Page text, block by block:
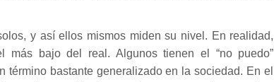
y así ellos mismos miden su nivel. En realidad,
más bajo del real. Algunos tienen el “no puedo”
término bastante generalizado en la sociedad. En el